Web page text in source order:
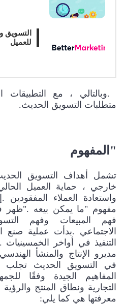
للعميل
.وبالتالي ، مع التطبيقات
متطلبات التسويق الحديث.
" المفهوم
تشمل أهداف التسويق
خارجي ، حماية العميل
واستعادة العملاء المفقودين .
مفهوم "ما يمكن بيعه ".ظهر
فهم المبيعات وفهم
الاجتماعي .بدأت عملية صنع
التنفيذ في أواخر الخمسينيات .
مديرو الإنتاج والمنشأ
في التسويق الحديث تجلب
المفاهيم الجيدة وفقًا
التجارية ونطاق المنتج والرؤية
معرفتها هي كما يلي: